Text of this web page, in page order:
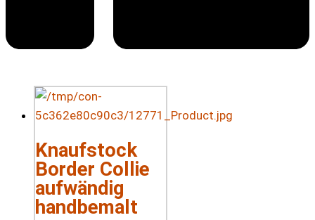
Knaufstock
Border Collie
aufwändig
handbemalt